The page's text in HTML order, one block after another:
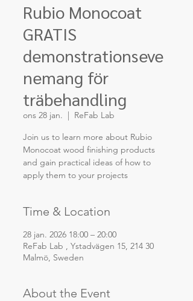
Rubio Monocoat
GRATIS
demonstrationseve
nemang för
träbehandling
ons 28 jan.
  |
ReFab Lab
Join us to learn more about Rubio
Monocoat wood finishing products
and gain practical ideas of how to
apply them to your projects
Time & Location
28 jan. 2026 18:00 – 20:00
ReFab Lab , Ystadvägen 15, 214 30
Malmö, Sweden
About the Event